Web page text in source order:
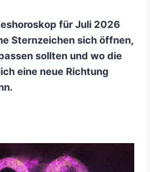
für Juli 2026
Sternzeichen sich öffnen,
sollten und wo die
eine neue Richtung